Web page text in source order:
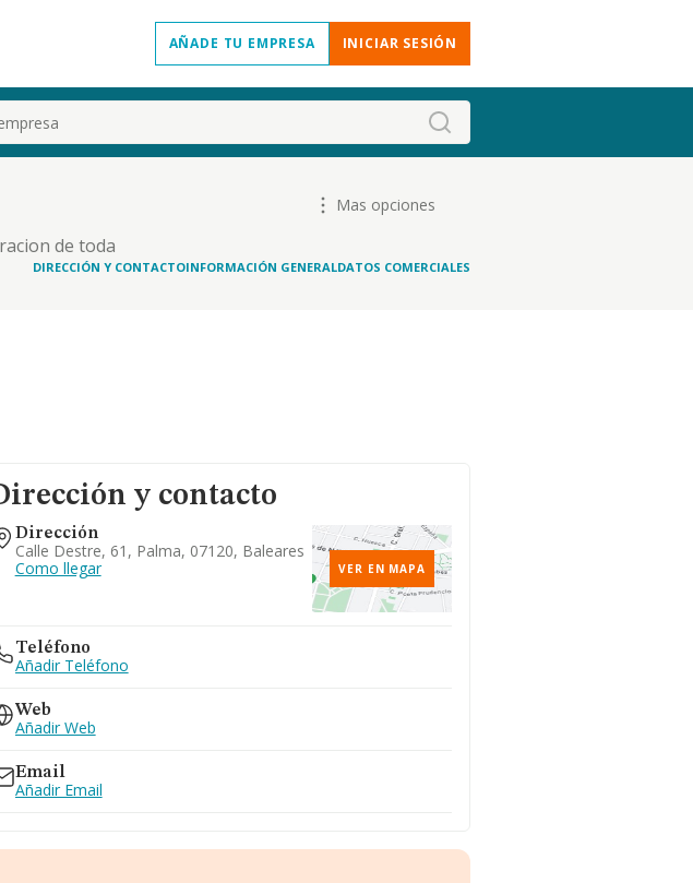
AÑADE TU EMPRESA INICIAR SESIÓN
de toda
Mas opciones
DIRECCIÓN Y CONTACTOINFORMACIÓN GENERALDATOS COMERCIALES
y contacto
Dirección
Calle Destre, 61, Palma, 07120, Baleares
Como llegar
VER EN MAPA
Teléfono
Añadir Teléfono
Web
Añadir Web
Email
Añadir Email